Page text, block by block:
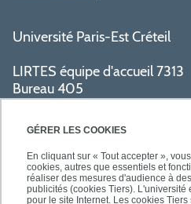
GÉRER LES COOKIES
En cliquant sur « Tout accepter »,
cookies, autres que essentiels et
réaliser des mesures d'audience à
publicités (cookies Tiers). L'université
pour le site Internet. Les cookies
Université Paris-Est Créteil
LIRTES équipe d'accueil 7313
Bureau 405
Bâtiment La Pyramide
80 avenue du Général de
PRATIQUE